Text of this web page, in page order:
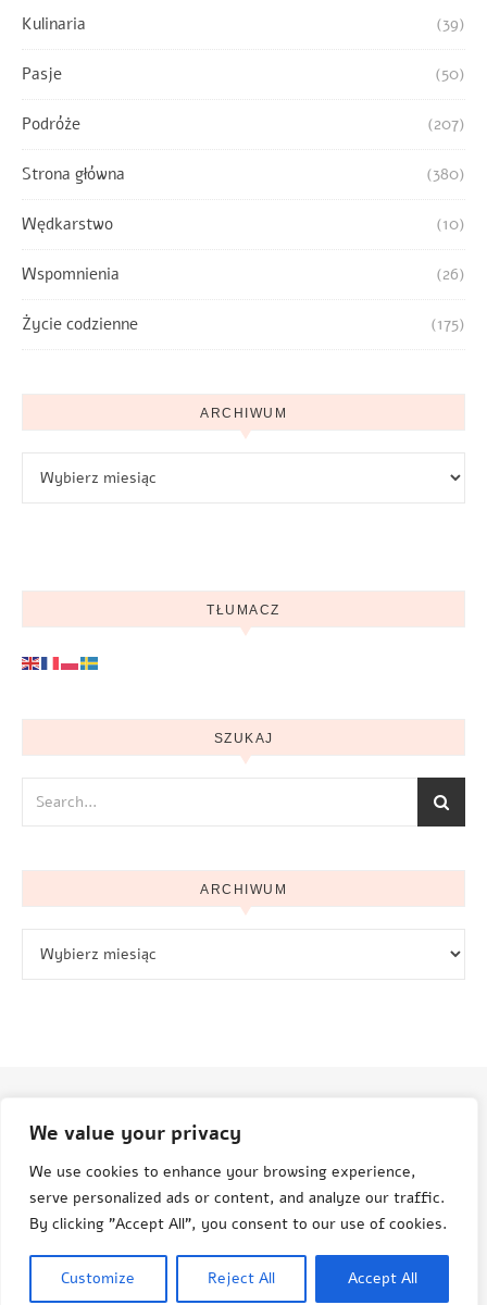
We value your privacy
We use cookies to enhance your browsing experience,
serve personalized ads or content, and analyze our traffic.
By clicking "Accept All", you consent to our use of cookies.
Customize Reject All Accept All
Kulinaria (39)
Pasje (50)
Podróże (207)
Strona główna (380)
Wędkarstwo (10)
Wspomnienia (26)
Życie codzienne (175)
ARCHIWUM
TŁUMACZ
SZUKAJ
ARCHIWUM
© Aneta Grenda Życie i podróże
© Aneta Grenda, Życie i Podróże, 2015-2025
Savona Theme byOptima Themes